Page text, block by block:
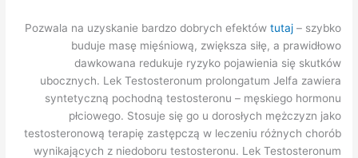
Pozwala na uzyskanie bardzo dobrych efektów tutaj– szybko
buduje masę mięśniową, zwiększa siłę, a prawidłowo
dawkowana redukuje ryzyko pojawienia się skutków
ubocznych. Lek Testosteronum prolongatum Jelfa zawiera
syntetyczną pochodną testosteronu – męskiego hormonu
płciowego. Stosuje się go u dorosłych mężczyzn jako
testosteronową terapię zastępczą w leczeniu różnych chorób
wynikających z niedoboru testosteronu. Lek Testosteronum